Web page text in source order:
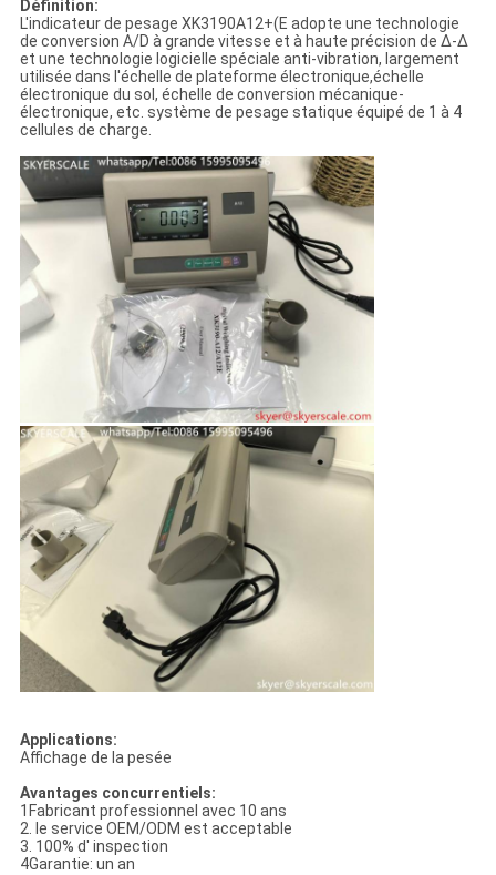
Définition:
L'indicateur de pesage XK3190A12+(E adopte une technologie
de conversion A/D à grande vitesse et à haute précision de ∆-Δ
et une technologie logicielle spéciale anti-vibration, largement
utilisée dans l'échelle de plateforme électronique,échelle
électronique du sol, échelle de conversion mécanique-
électronique, etc. système de pesage statique équipé de 1 à 4
cellules de charge.
Applications:
Affichage de la pesée
Avantages concurrentiels:
1Fabricant professionnel avec 10 ans
2. le service OEM/ODM est acceptable
3. 100% d' inspection
4Garantie: un an